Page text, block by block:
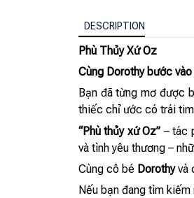
DESCRIPTION
Phù Thủy Xứ Oz
Cùng Dorothy bước
Bạn đã từng mơ được
thiếc chỉ ước có trái
“Phù thủy xứ Oz” – tác
và tình yêu thương –
Cùng cô bé Dorothyvà
Nếu bạn đang tìm